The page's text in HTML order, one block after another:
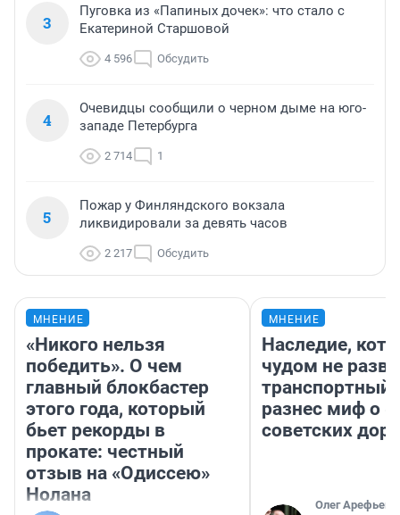
3
Пуговка из «Папиных дочек»: что стало с
Екатериной Старшовой
4 596 Обсудить
4
Очевидцы сообщили о черном дыме на юго-
западе Петербурга
2 714 1
5
Пожар у Финляндского вокзала
ликвидировали за девять часов
2 217 Обсудить
МНЕНИЕ
«Никого нельзя
победить». О чем
главный блокбастер
этого года, который
бьет рекорды в
прокате: честный
отзыв на «Одиссею»
Нолана
МНЕНИЕ
Наследие,
чудом не
транспортный
разнес миф о
советских
Олег Арефьев